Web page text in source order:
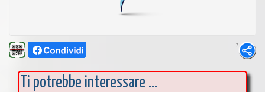
1
Ti potrebbe interessare ...